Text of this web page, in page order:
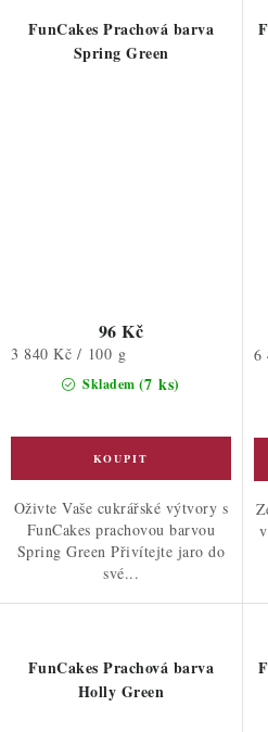
FunCakes Prachová barva
Spring Green
Skladem (7 ks)
96 Kč
Měrná
3 840 Kč / 100 g
Oživte Vaše cukrářské výtvory s
FunCakes prachovou barvou
Spring Green Přivítejte jaro do
své...
6
FunCakes Prachová barva
Holly Green